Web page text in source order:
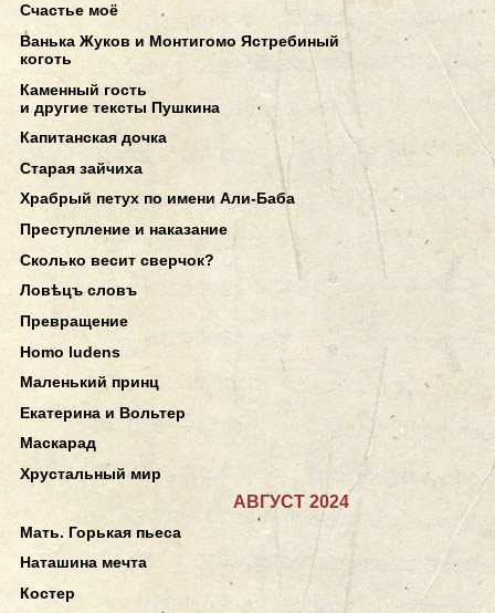
Счастье моё
Ванька Жуков и Монтигомо Ястребиный
коготь
Каменный гость
и другие тексты Пушкина
Капитанская дочка
Старая зайчиха
Храбрый петух по имени Али-Баба
Преступление и наказание
Сколько весит сверчок?
Ловѣцъ словъ
Превращение
Homo ludens
Маленький принц
Екатерина и Вольтер
Маскарад
Хрустальный мир
АВГУСТ 2024
Мать. Горькая пьеса
Наташина мечта
Костер